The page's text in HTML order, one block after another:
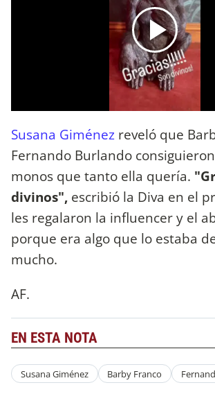
Susana Giménez reveló que
Fernando Burlando
monos que tanto ella quería.
divinos", escribió la Diva en el
les regalaron la influencer y el
porque era algo que lo estaba
mucho.
AF.
EN ESTA NOTA
Susana Giménez Barby Franco